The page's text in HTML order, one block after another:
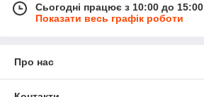
Сьогодні працює з 10:00 до 15:00
Показати весь графік роботи
Про нас